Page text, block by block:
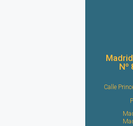
Nº
Calle
Pl